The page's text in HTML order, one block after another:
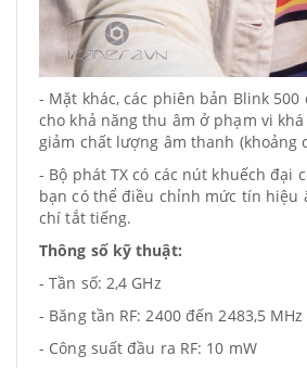
- Mặt khác, các phiên bản Blink 500
cho khả năng thu âm ở phạm vi
giảm chất lượng âm thanh (khoảng
- Bộ phát TX có các nút khuếch đại
bạn có thể điều chỉnh mức tín hiệu
chí tắt tiếng.
Thông số kỹ thuật:
- Tần số: 2,4 GHz
- Băng tần RF: 2400 đến 2483,5 MHz
- Công suất đầu ra RF: 10 mW